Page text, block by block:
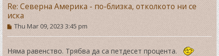
Re: Северна Америка - по-близка, отколкото ни се
иска
P
o
s
t
Thu Mar 09, 2023 3:45 pm
Няма равенство. Трябва да са петдесет процента.